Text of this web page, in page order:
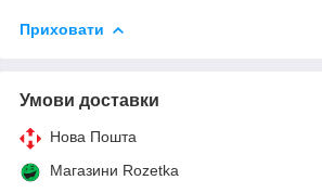
Приховати
Умови доставки
Нова Пошта
Магазини Rozetka